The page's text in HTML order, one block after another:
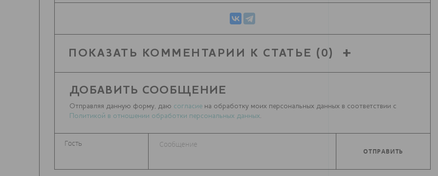
ПОКАЗАТЬ КОММЕНТАРИИ К СТАТЬЕ (0)
ДОБАВИТЬ СООБЩЕНИЕ
Отправляя данную форму, даю согласие на обработку моих персональных данных в соответствии с
Политикой в отношении обработки персональных данных.